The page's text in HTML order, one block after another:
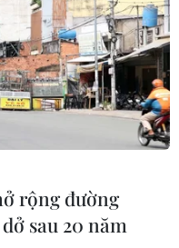
chết
thí
rộng đường
sau 20 năm